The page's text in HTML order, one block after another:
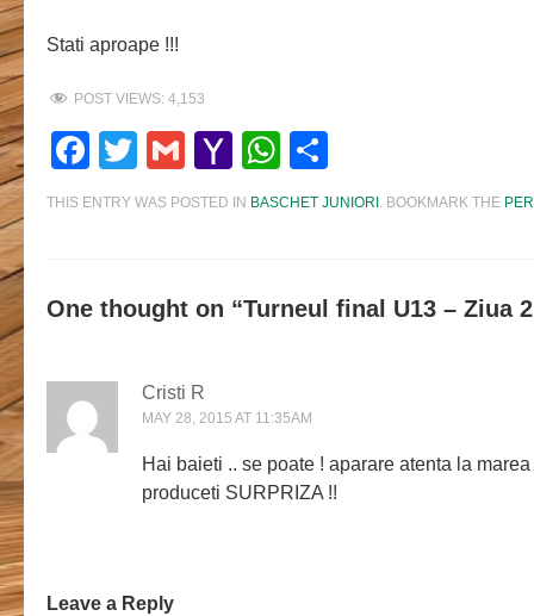
Stati aproape !!!
POST VIEWS: 4,153
Facebook
Twitter
GmailYahoo
Mail
WhatsApp
THIS ENTRY WAS POSTED IN BASCHET JUNIORI . BOOKMARK THE
One thought on “Turneul final U13 – Ziua 2
Cristi R
MAY 28, 2015 AT 11:35AM
Hai baieti .. se poate ! aparare atenta la
produceti SURPRIZA !!
Leave a Reply